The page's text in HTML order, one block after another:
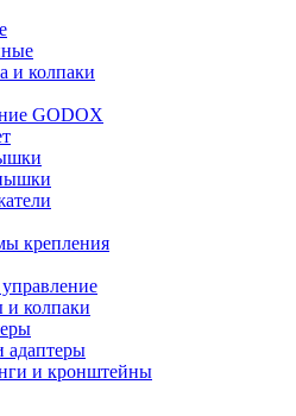
и колпаки
GODOX
крепления
и колпаки
адаптеры
и кронштейны